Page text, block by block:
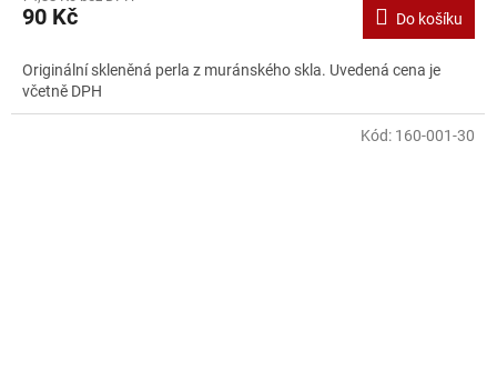
90 Kč Do košíku
Originální skleněná perla z muránského skla. Uvedená cena je
včetně DPH
Kód: 160-001-30